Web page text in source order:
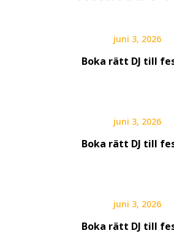
juni 3, 2026
Boka rätt DJ till
juni 3, 2026
Boka rätt DJ till
juni 3, 2026
Boka rätt DJ till